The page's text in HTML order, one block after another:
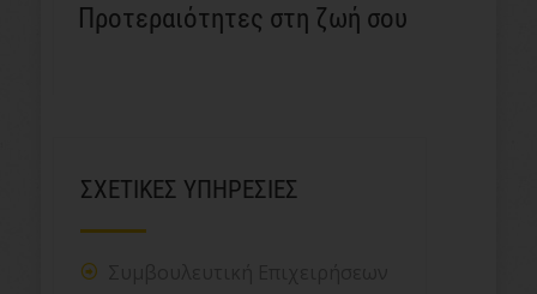
Προτεραιότητες στη ζωή σου
ΣΧΕΤΙΚΕΣ ΥΠΗΡΕΣΙΕΣ